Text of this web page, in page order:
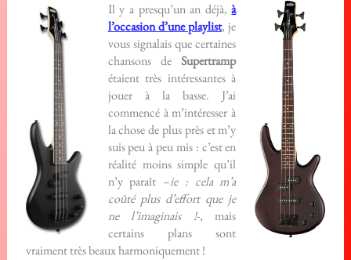
Il y a presqu’un an déjà,à
l’occasion d’une playlist, je
vous signalais que certaines
chansons deSupertramp
étaient très intéressantes à
jouer à la basse. J’ai
commencé à m’intéresser à
la chose de plus près et m’y
suis peu à peu mis : c’est en
réalité moins simple qu’il
n’y paraît –ie : cela m’a
coûté plus d’effort que je
ne l’imaginais !-, mais
certains plans sont
vraiment très beaux harmoniquement !